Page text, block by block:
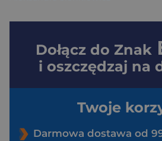
Dołącz do Znak
i oszczędzaj na
Twoje
Darmowa dostawa od